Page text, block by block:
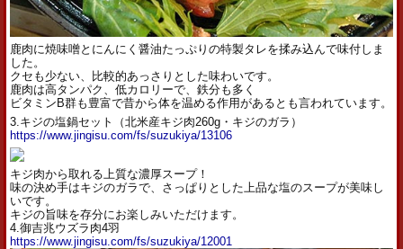
鹿肉に焼味噌とにんにく醤油たっぷりの特製タレを揉み込んで味付しま
した。
クセも少ない、比較的あっさりとした味わいです。
鹿肉は高タンパク、低カロリーで、鉄分も多く
ビタミンB群も豊富で昔から体を温める作用があるとも言われています。
3.キジの塩鍋セット（北米産キジ肉260g・キジのガラ）
https://www.jingisu.com/fs/suzukiya/13106
キジ肉から取れる上質な濃厚スープ！
味の決め手はキジのガラで、さっぱりとした上品な塩のスープが美味し
いです。
キジの旨味を存分にお楽しみいただけます。
4.御吉兆ウズラ肉4羽
https://www.jingisu.com/fs/suzukiya/12001